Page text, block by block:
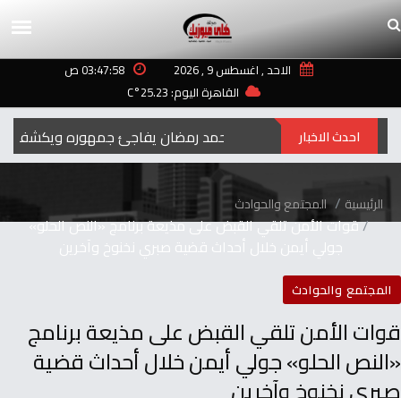
الاحد , اغسطس 9 , 2026
03:47:58 ص
القاهرة اليوم: 25.23°C
رمضان‭ ‬..2027محمد‭ ‬رمضان‭ ‬يفاجئ‭ ‬جمهوره‭ ‬ويكشف‭ ‬عن‭ ‬اسم‭ ‬ومهنة‭ ‬شخصيته‭ ‬الجديدة احدث الاخبار
الرئيسية المجتمع والحوادث
قوات الأمن تلقي القبض على مذيعة برنامج «النص الحلو»
جولي أيمن خلال أحداث قضية صبري نخنوخ وآخرين
المجتمع والحوادث
قوات الأمن تلقي القبض على مذيعة برنامج
«النص الحلو» جولي أيمن خلال أحداث قضية